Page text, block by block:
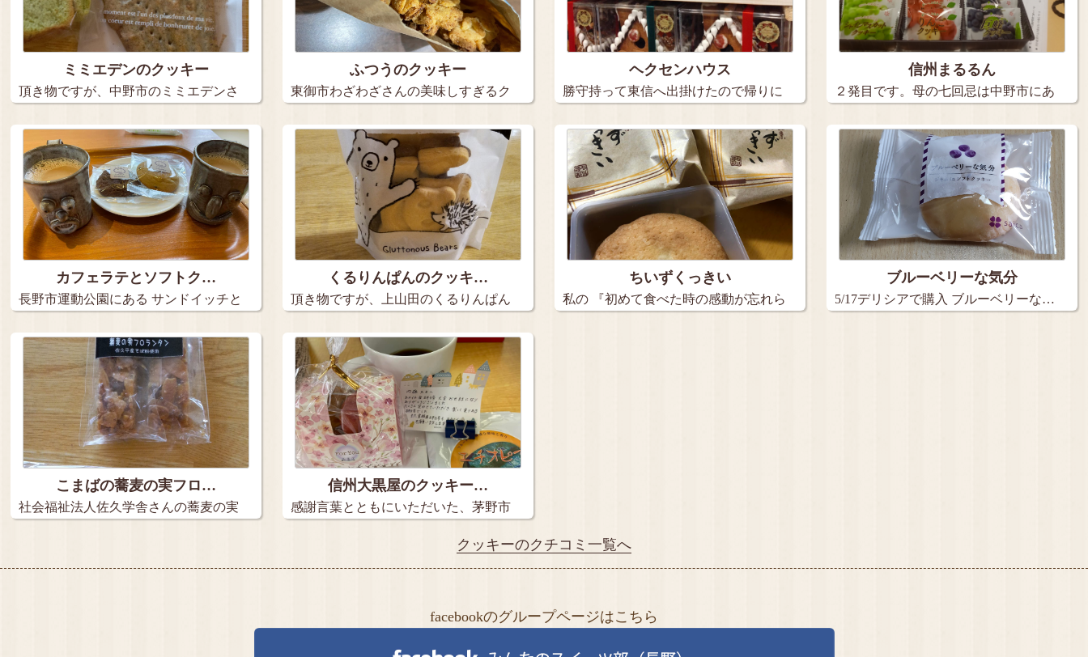
ミミエデンのクッキー
頂き物ですが、中野市のミミエデンさ
ふつうのクッキー
東御市わざわざさんの美味しすぎるク
ヘクセンハウス
勝守持って東信へ出掛けたので帰りに
信州まるるん
２発目です。母の七回忌は中野市にあ
カフェラテとソフトク…
長野市運動公園にある サンドイッチと
くるりんぱんのクッキ…
頂き物ですが、上山田のくるりんぱん
ちいずくっきい
私の 『初めて食べた時の感動が忘れら
ブルーベリーな気分
5/17デリシアで購入 ブルーベリーな…
こまばの蕎麦の実フロ…
社会福祉法人佐久学舎さんの蕎麦の実
信州大黒屋のクッキー…
感謝言葉とともにいただいた、茅野市
クッキーのクチコミ一覧へ
facebookのグループページはこちら